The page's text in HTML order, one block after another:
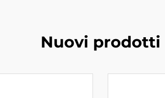
Nuovi prodotti